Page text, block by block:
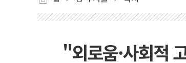
"외로움·사회적